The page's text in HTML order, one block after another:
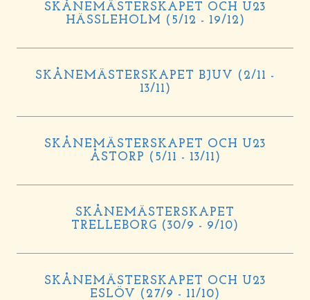
SKÅNEMÄSTERSKAPET OCH U23
HÄSSLEHOLM (5/12 - 19/12)
SKÅNEMÄSTERSKAPET BJUV (2/11 -
13/11)
SKÅNEMÄSTERSKAPET OCH U23
ÅSTORP (5/11 - 13/11)
SKÅNEMÄSTERSKAPET
TRELLEBORG (30/9 - 9/10)
SKÅNEMÄSTERSKAPET OCH U23
ESLÖV (27/9 - 11/10)